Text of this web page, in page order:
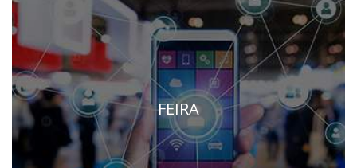
De 11 a 13 de novembro de 2026 - EXPOSALÃO,
Batalha
De quarta a sexta, 10h às 19h
FEIRA